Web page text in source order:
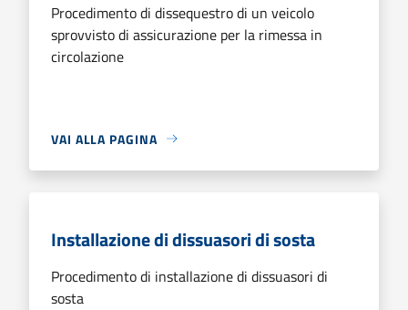
Procedimento di dissequestro di un veicolo
sprovvisto di assicurazione per la rimessa in
circolazione
VAI ALLA PAGINA
Installazione di dissuasori di sosta
Procedimento di installazione di dissuasori di
sosta